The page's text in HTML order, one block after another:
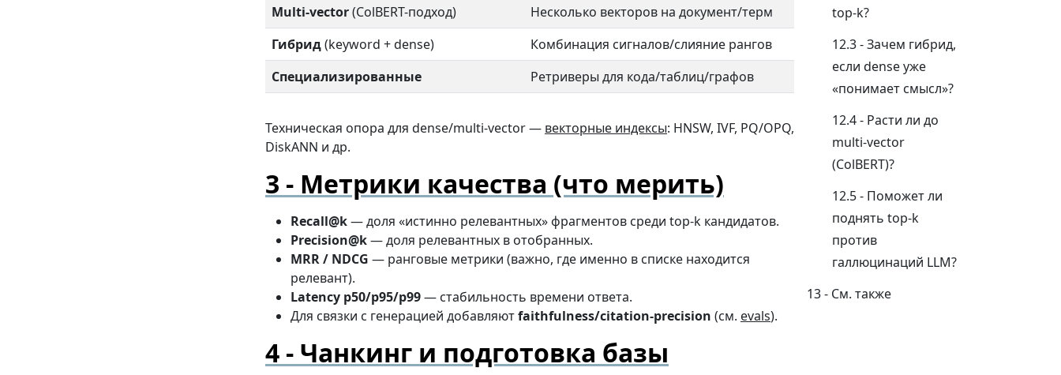
top-k?
Зачем гибрид,
если dense уже
«понимает смысл»?
Расти ли до
multi-vector
(ColBERT)?
Поможет ли
поднять top-k
против
галлюцинаций LLM?
См. также
Multi-vector(ColBERT-подход) Несколько векторов на документ/терм
Выше recall на «мелких фактах»
Гибрид(keyword + dense) Комбинация сигналов/слияние рангов
Лучший общий баланс
Специализированные
Ретриверы для кода/таблиц/графов Доменные преимущества
Техническая опора для dense/multi-vector — векторные индексы: HNSW, IVF, PQ/OPQ,
DiskANN и др.
Метрики качества (что мерить)
Recall@k— доля «истинно релевантных» фрагментов среди top-k кандидатов.
Precision@k— доля релевантных в отобранных.
MRR / NDCG — ранговые метрики (важно, где именно в списке находится
релевант).
Latency p50/p95/p99— стабильность времени ответа.
Для связки с генерацией добавляютfaithfulness/citation-precision (см. evals).
Чанкинг и подготовка базы